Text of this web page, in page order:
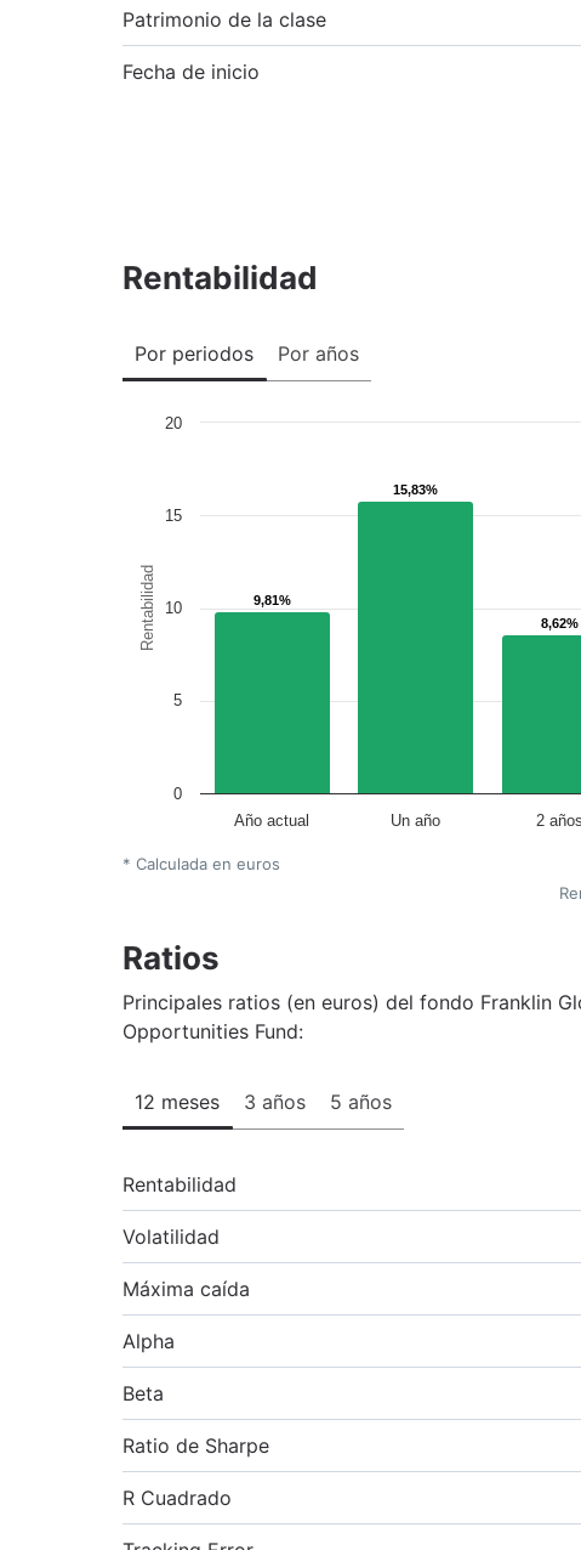
Patrimonio de la clase
Fecha de inicio
Rentabilidad
Por periodos Por años
Rentabilidad 9,81%
9,81%
15,83%
15,83%
8,62%
8,62%
Año actual Un año 2 años
0
5
10
15
20
* Calculada en euros
Ratios
Principales ratios (en euros) del fondo Franklin
Opportunities Fund:
12 meses 3 años 5 años
Rentabilidad
Volatilidad
Máxima caída
Alpha
Beta
Ratio de Sharpe
R Cuadrado